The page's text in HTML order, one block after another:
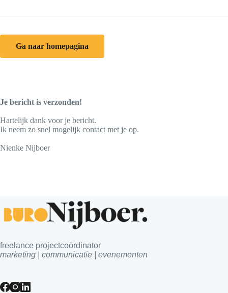
Ga naar homepagina
Je bericht is verzonden!
Hartelijk dank voor je bericht.
Ik neem zo snel mogelijk contact met je op.
Nienke Nijboer
freelance projectcoördinator
marketing | communicatie | evenementen